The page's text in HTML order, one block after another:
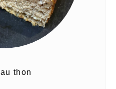
thon